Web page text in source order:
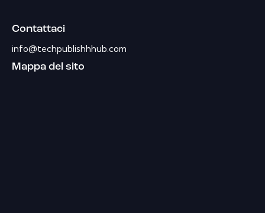
Contattaci
info@techpublishhhub.com
Mappa del sito